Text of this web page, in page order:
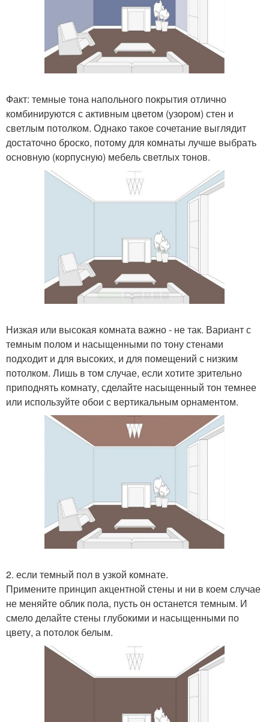
Факт: темные тона напольного покрытия отлично
комбинируются с активным цветом (узором) стен и
светлым потолком. Однако такое сочетание выглядит
достаточно броско, потому для комнаты лучше выбрать
основную (корпусную) мебель светлых тонов.
Низкая или высокая комната важно - не так. Вариант с
темным полом и насыщенными по тону стенами
подходит и для высоких, и для помещений с низким
потолком. Лишь в том случае, если хотите зрительно
приподнять комнату, сделайте насыщенный тон темнее
или используйте обои с вертикальным орнаментом.
2. если темный пол в узкой комнате.
Примените принцип акцентной стены и ни в коем случае
не меняйте облик пола, пусть он останется темным. И
смело делайте стены глубокими и насыщенными по
цвету, а потолок белым.